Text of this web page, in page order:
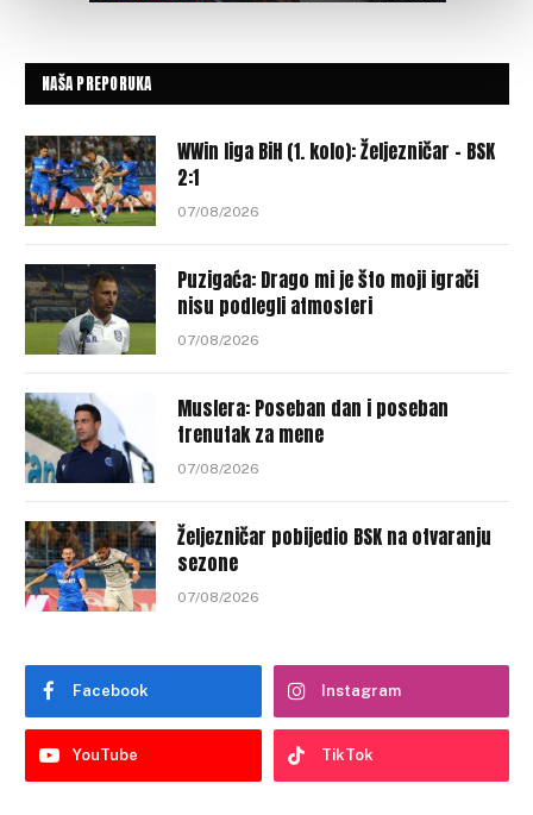
NAŠA PREPORUKA
WWin liga BiH (1. kolo): Željezničar – BSK
2:1
07/08/2026
Puzigaća: Drago mi je što moji igrači
nisu podlegli atmosferi
07/08/2026
Muslera: Poseban dan i poseban
trenutak za mene
07/08/2026
Željezničar pobijedio BSK na otvaranju
sezone
07/08/2026
Facebook Instagram
YouTube TikTok